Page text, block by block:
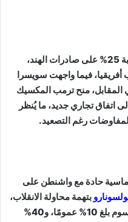
القرار الجديد تضمن فرض رسوم بنسبة 25% على صادرات الهند،
على جنوب أفريقيا، فيما واجهت سويسرا
وصل إلى 39%. وفي المقابل، منح ترمب المكسيك
يومًا للتوصل إلى اتفاق تجاري جديد، ما يُنظر
رغم التصعيد.
حادة مع واشنطن على
بتهمة محاولة الانقلاب،
فقد وُضعت تحت نظام مزدوج من الرسوم بلغ 10% عمومًا، و40%